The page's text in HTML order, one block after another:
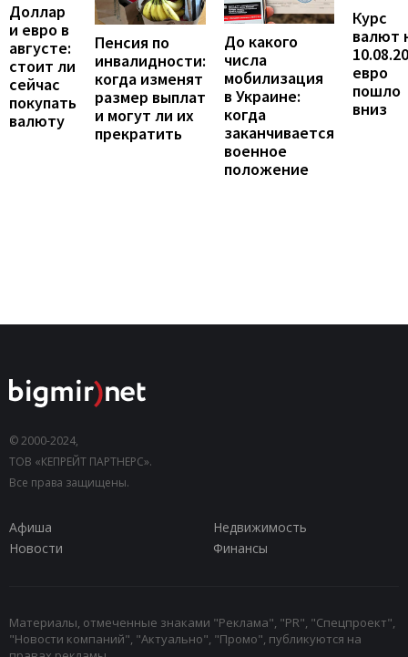
Доллар
и евро в
августе:
стоит ли
сейчас
покупать
валюту
Пенсия по
инвалидности:
когда изменят
размер выплат
и могут ли их
прекратить
До какого
числа
мобилизация
в Украине:
когда
заканчивается
военное
положение
Курс
валют
евро
пошло
вниз
© 2000-2024,
ТОВ «КЕПРЕЙТ ПАРТНЕРС».
Все права защищены.
Афиша
Недвижимость
Новости
Финансы
Материалы, отмеченные знаками "Реклама", "PR", "Спецпроект",
"Новости компаний", "Актуально", "Промо", публикуются на